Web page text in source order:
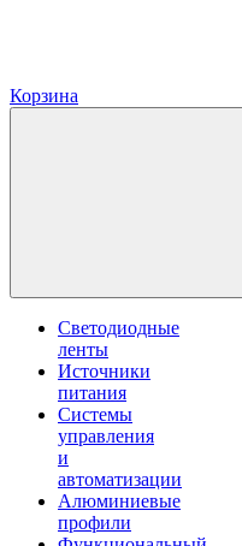
Корзина
Светодиодные
ленты
Источники
питания
Системы
управления
и
автоматизации
Алюминиевые
профили